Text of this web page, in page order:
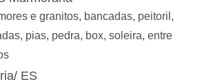
e granitos, bancadas, peitoril,
pias, pedra, box, soleira, entre
ES